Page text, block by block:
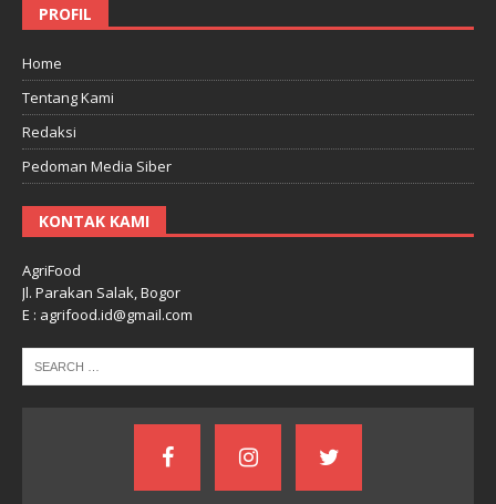
PROFIL
Home
Tentang Kami
Redaksi
Pedoman Media Siber
KONTAK KAMI
AgriFood
Jl. Parakan Salak, Bogor
E : agrifood.id@gmail.com